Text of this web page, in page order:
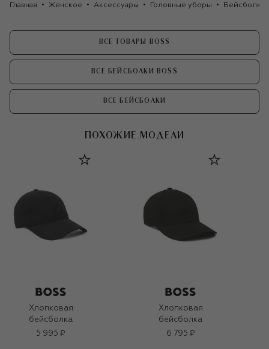
Главная Женское Аксессуары Головные уборы Бейсболки
ВСЕ ТОВАРЫ BOSS
ВСЕ БЕЙСБОЛКИ BOSS
ВСЕ БЕЙСБОЛКИ
ПОХОЖИЕ МОДЕЛИ
Хлопковая
бейсболка
5 995 ₽
Хлопковая
бейсболка
6 795 ₽